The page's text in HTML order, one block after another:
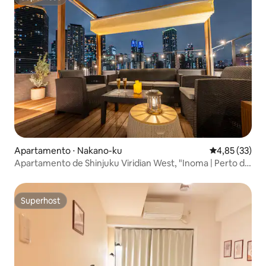
Superhost
Apartamento ⋅ Nakano-ku 4,85 de uma
4,85 (33)
Apartamento de Shinjuku Viridian West, "Inoma | Perto da
Superhost
Superhost